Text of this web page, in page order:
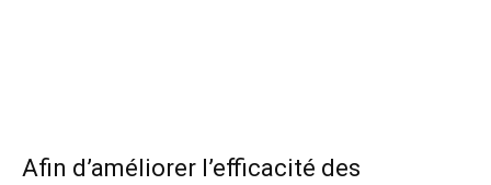
Afin d’améliorer l’efficacité des